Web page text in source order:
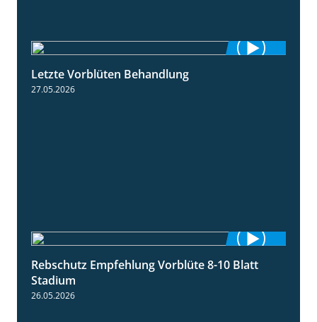
Letzte Vorblüten Behandlung
27.05.2026
1:55
Rebschutz Empfehlung Vorblüte 8-10 Blatt
Stadium
26.05.2026